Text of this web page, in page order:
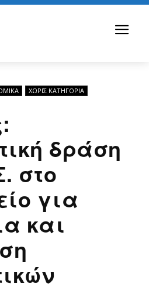
ΧΩΡΊΣ ΚΑΤΗΓΟΡΊΑ
δράση
στο
για
και